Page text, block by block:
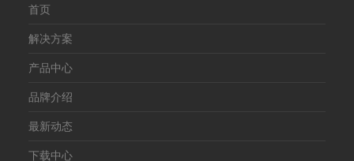
首页
解决方案
产品中心
品牌介绍
最新动态
下载中心